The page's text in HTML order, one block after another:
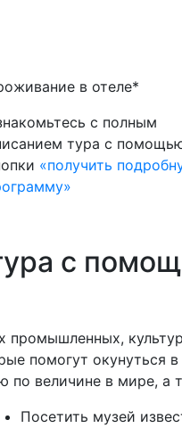
в отеле*
с полным
тура с
«получить
с
помогут
величине в мире, а
Посетить музей